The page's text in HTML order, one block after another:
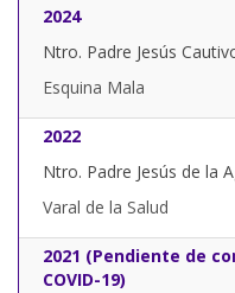
2024
Ntro. Padre Jesús
Esquina Mala
2022
Ntro. Padre Jesús de la
Varal de la Salud
2021 (Pendiente de
COVID-19)